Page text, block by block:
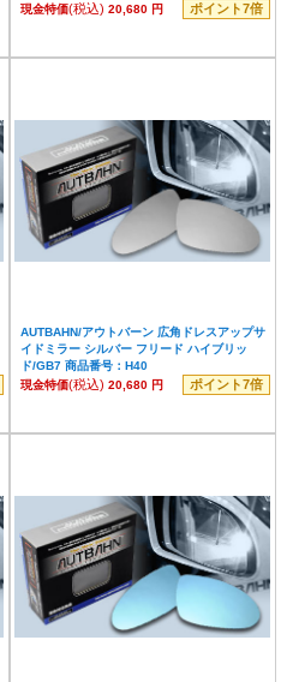
現金特価(税込) 20,680 円 ポイント7倍
AUTBAHN/アウトバーン 広角ドレスアップサ
イドミラー シルバー フリード ハイブリッ
ド/GB7 商品番号：H40
現金特価(税込) 20,680 円 ポイント7倍